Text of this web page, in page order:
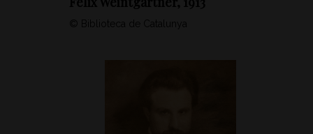
© Biblioteca de Catalunya